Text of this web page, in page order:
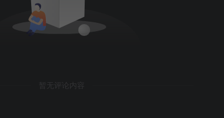
暂无评论内容